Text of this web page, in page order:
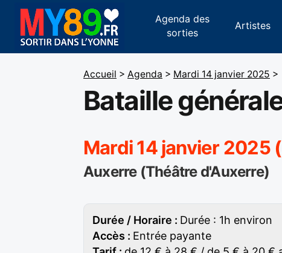
Agenda des
sorties
Artistes
Accueil > Agenda > Mardi 14 janvier 2025 >
Bataille
Mardi 14 janvier 2025
Auxerre (Théâtre d'Auxerre)
Durée / Horaire : Durée : 1h environ
Accès : Entrée payante